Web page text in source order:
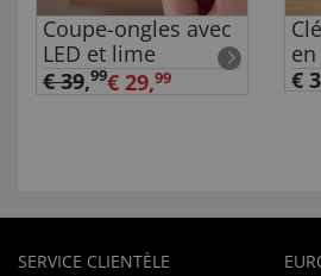
Coupe-ongles avec
LED et lime
€ 39,99€ 29,99
en
€
SERVICE CLIENTÈLE